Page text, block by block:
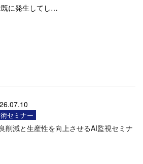
に発生してし…
セミナー
削減と生産性を向上させるAI監視セミナ